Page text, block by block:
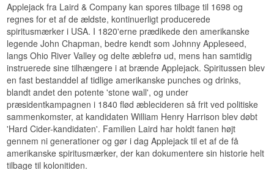
Navn: AppleJack Golden Moon Colorado - a
smooth blend not whisky
Destilleri:AppleJack
Region/Land: Golden, Colorado, USA
Type: Æblebrandy
ABV: 40 %
Størrelse: 70 CL
Smagsprofil
Frisk · Æblepræget · Sødmefyldt · Frugtig
Vidste du at?
Grundlægger Stephen Goulds egen bedstefar
lavede angiveligt applejack og gin i et skjult rum
Applejack fra Laird & Company kan spores tilbage til 1698 og
regnes for et af de ældste, kontinuerligt producerede
spiritusmærker i USA. I 1820'erne prædikede den amerikanske
legende John Chapman, bedre kendt som Johnny Appleseed,
langs Ohio River Valley og delte æblefrø ud, mens han samtidig
instruerede sine tilhængere i at brænde Applejack. Spiritussen blev
en fast bestanddel af tidlige amerikanske punches og drinks,
blandt andet den potente 'stone wall', og under
præsidentkampagnen i 1840 flød æblecideren så frit ved politiske
sammenkomster, at kandidaten William Henry Harrison blev døbt
'Hard Cider-kandidaten'. Familien Laird har holdt fanen højt
gennem ni generationer og gør i dag Applejack til et af de få
amerikanske spiritusmærker, der kan dokumentere sin historie helt
tilbage til kolonitiden.